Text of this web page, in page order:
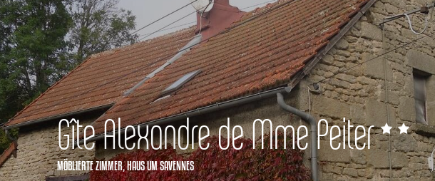
Gîte Alexandre de Mme Peiter
MÖBLIERTE ZIMMER,HAUSUM SAVENNES